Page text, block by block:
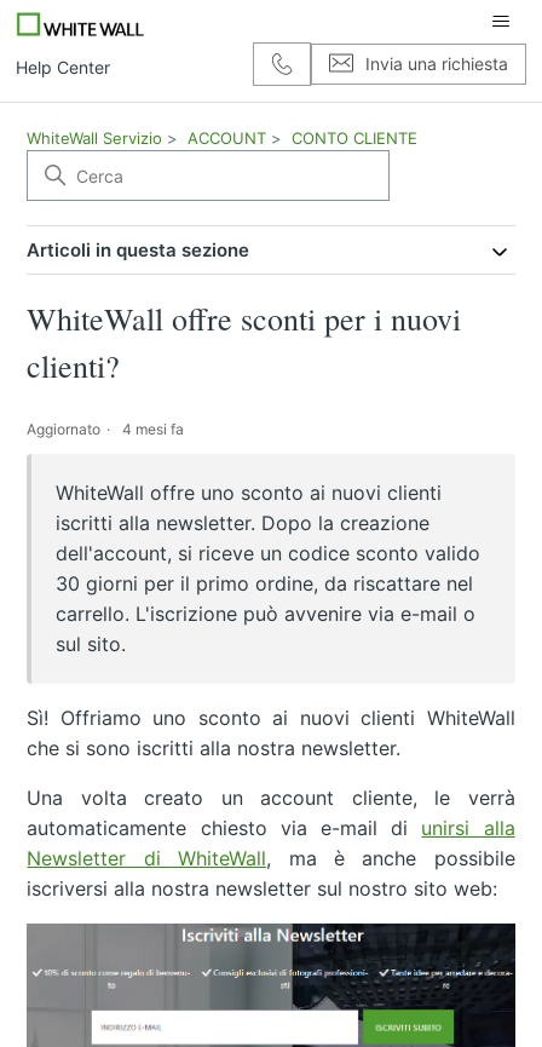
Help Center Invia una richiesta
WhiteWall Servizio ACCOUNT CONTO CLIENTE
Articoli in questa sezione
WhiteWall offre sconti per i nuovi
clienti?
Aggiornato 4 mesi fa
WhiteWall offre uno sconto ai nuovi clienti
iscritti alla newsletter. Dopo la creazione
dell'account, si riceve un codice sconto valido
30 giorni per il primo ordine, da riscattare nel
carrello. L'iscrizione può avvenire via e-mail o
sul sito.
Sì! Offriamo uno sconto ai nuovi clienti WhiteWall
che si sono iscritti alla nostra newsletter.
Una volta creato un account cliente, le verrà
automaticamente chiesto via e-mail di unirsi alla
Newsletter di WhiteWall, ma è anche possibile
iscriversi alla nostra newsletter sul nostro sito web: